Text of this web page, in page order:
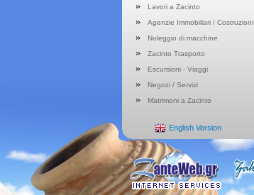
Lavori a Zacinto
Agenzie Immobiliari / Costruzioni
Noleggio di macchine
Zacinto Trasporto
Escursioni - Viaggi
Negozi / Servizi
Matrimoni a Zacinto
English Version